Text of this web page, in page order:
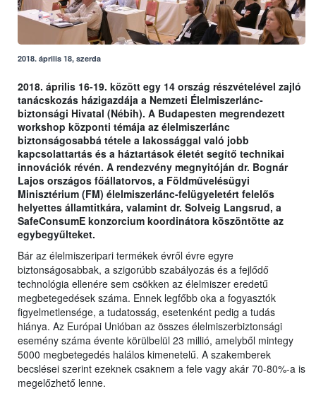
2018. április 18, szerda
2018. április 16-19. között egy 14 ország részvételével zajló
tanácskozás házigazdája a Nemzeti Élelmiszerlánc-
biztonsági Hivatal (Nébih). A Budapesten megrendezett
workshop központi témája az élelmiszerlánc
biztonságosabbá tétele a lakossággal való jobb
kapcsolattartás és a háztartások életét segítő technikai
innovációk révén. A rendezvény megnyitóján dr. Bognár
Lajos országos főállatorvos, a Földművelésügyi
Minisztérium (FM) élelmiszerlánc-felügyeletért felelős
helyettes államtitkára, valamint dr. Solveig Langsrud, a
SafeConsumE konzorcium koordinátora köszöntötte az
egybegyűlteket.
Bár az élelmiszeripari termékek évről évre egyre
biztonságosabbak, a szigorúbb szabályozás és a fejlődő
technológia ellenére sem csökken az élelmiszer eredetű
megbetegedések száma. Ennek legfőbb oka a fogyasztók
figyelmetlensége, a tudatosság, esetenként pedig a tudás
hiánya. Az Európai Unióban az összes élelmiszerbiztonsági
esemény száma évente körülbelül 23 millió, amelyből mintegy
5000 megbetegedés halálos kimenetelű. A szakemberek
becslései szerint ezeknek csaknem a fele vagy akár 70-80%-a is
megelőzhető lenne.